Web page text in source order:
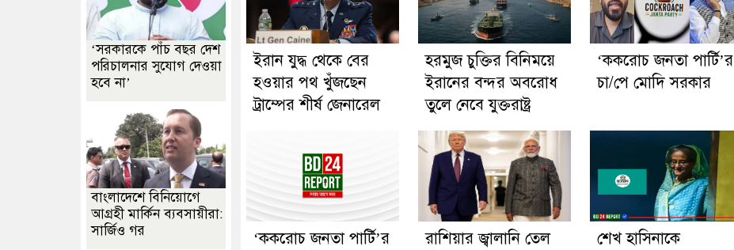
ইরান যুদ্ধ থেকে বের
হওয়ার পথ খুঁজছেন
ট্রাম্পের শীর্ষ জেনারেল
হরমুজ চুক্তির বিনিময়ে
ইরানের বন্দর অবরোধ
তুলে নেবে যুক্তরাষ্ট্র
‘ককরোচ জনতা পার্টি’র
চা/পে মোদি সরকার
‘ককরোচ জনতা পার্টি’র
রাশিয়ার জ্বালানি তেল
শেখ হাসিনাকে
‘সরকারকে পাঁচ বছর দেশ
পরিচালনার সুযোগ দেওয়া
হবে না’
বাংলাদেশে বিনিয়োগে
আগ্রহী মার্কিন ব্যবসায়ীরা:
সার্জিও গর